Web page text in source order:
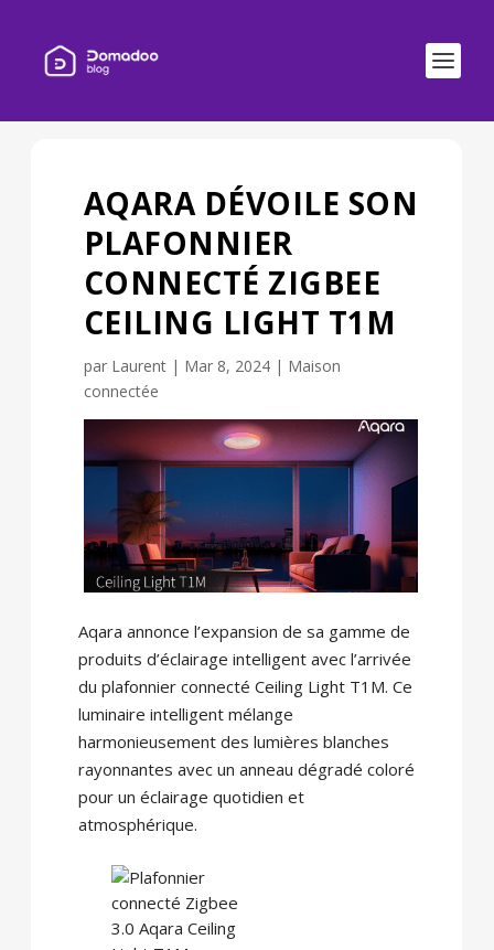
AQARA DÉVOILE SON
PLAFONNIER
CONNECTÉ ZIGBEE
CEILING LIGHT T1M
par Laurent| Mar 8, 2024| Maison
connectée
Aqara annonce l’expansion de sa gamme de
produits d’éclairage intelligent avec l’arrivée
du plafonnier connecté Ceiling Light T1M. Ce
luminaire intelligent mélange
harmonieusement des lumières blanches
rayonnantes avec un anneau dégradé coloré
pour un éclairage quotidien et
atmosphérique.